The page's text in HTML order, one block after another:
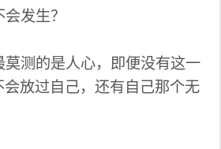
发生？
测的是人心，即便没有这一
会放过自己，还有自己那个无